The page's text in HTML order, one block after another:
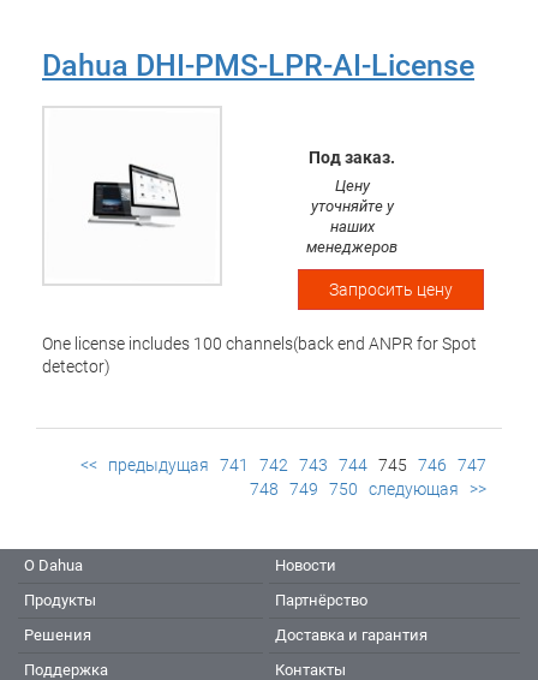
Dahua DHI-PMS-LPR-AI-License
One license includes 100 channels(back end ANPR for Spot
detector)
Под заказ.
Цену
уточняйте у
наших
менеджеров
Запросить цену
<< предыдущая 741 742 743 744 745 746
747
748
749 750 следующая >>
О Dahua
Продукты
Решения
Поддержка
Новости
Партнёрство
Доставка и гарантия
Контакты